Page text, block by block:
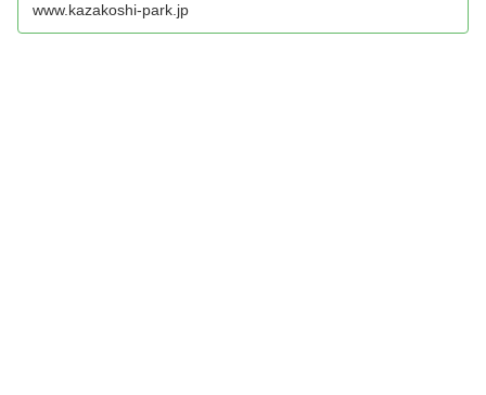
www.kazakoshi-park.jp